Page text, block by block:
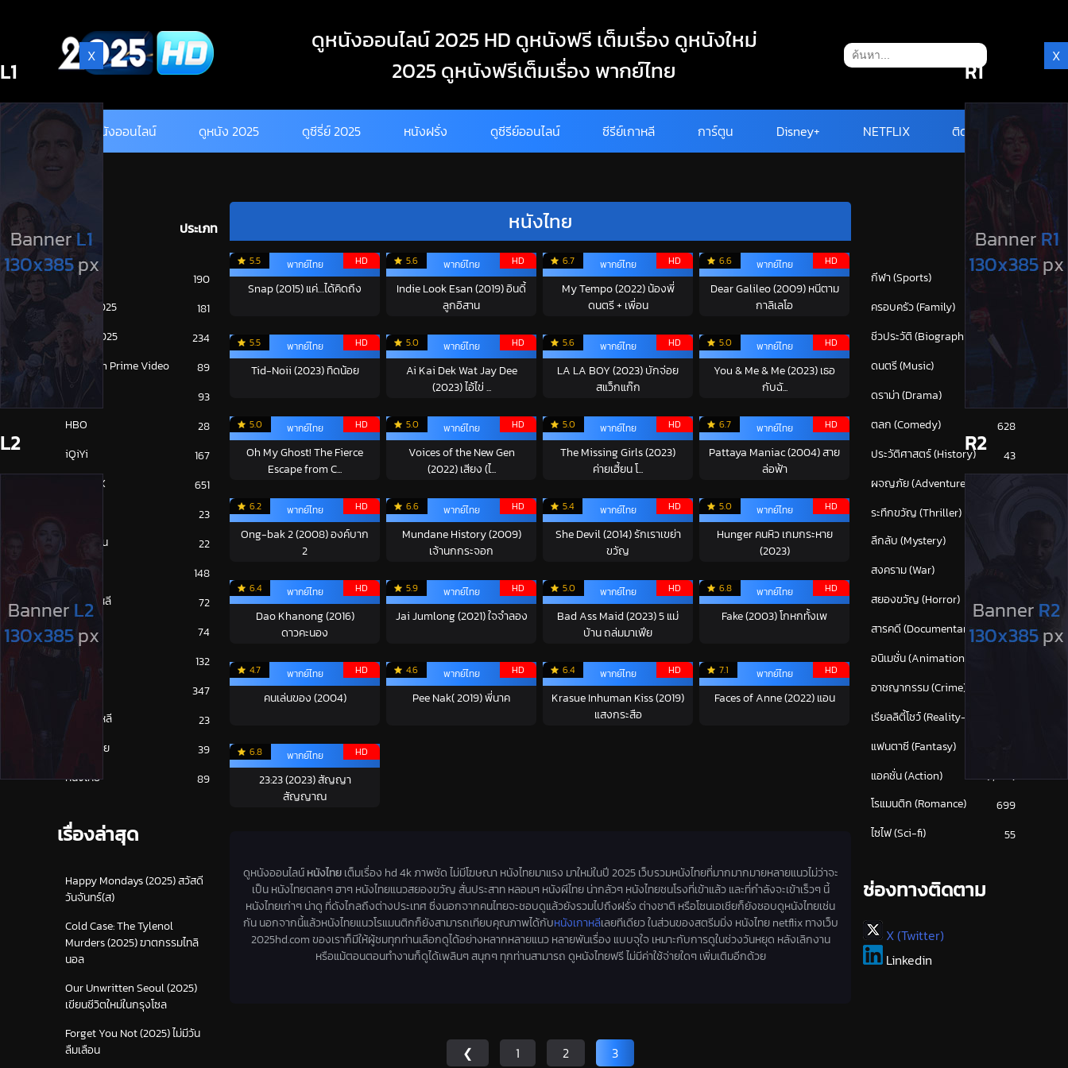
ดูหนังออนไลน์ 2025 HD ดูหนังฟรี เต็มเรื่อง ดูหนังใหม่
2025 ดูหนังฟรีเต็มเรื่อง พากย์ไทย
ดูหนังออนไลน์ ดูหนัง 2025 ดูซีรี่ย์ 2025 หนังฝรั่ง ดูซีรีย์ออนไลน์ ซีรีย์เกาหลี การ์ตูน Disney+ NETFLIX ติดต่อ
ประเภท
การ์ตูน
190
ดูซีรี่ย์ 2025
181
ดูหนัง 2025
234
Amazon Prime Video
89
Disney+
93
HBO
28
iQiYi
167
NETFLIX
651
23
ซีรีย์ญี่ปุ่น
22
ซีรีย์ฝรั่ง
148
ซีรีย์เกาหลี
72
ซีรีย์ไทย
74
132
347
หนังเกาหลี
23
หนังเอเชีย
39
หนังไทย
89
เรื่องล่าสุด
Happy Mondays (2025) สวัสดี
วันจันทร์(ส)
Cold Case: The Tylenol
Murders (2025) ฆาตกรรมไทลิ
นอล
Our Unwritten Seoul (2025)
เขียนชีวิตใหม่ในกรุงโซล
Forget You Not (2025) ไม่มีวัน
ลืมเลือน
หนังไทย
5.5 HD
พากย์ไทย
Snap (2015) แค่…ได้คิดถึง
5.6 HD
พากย์ไทย
Indie Look Esan (2019) อินดี้
ลูกอิสาน
6.7 HD
พากย์ไทย
My Tempo (2022) น้องพี่
ดนตรี + เพื่อน
6.6 HD
พากย์ไทย
Dear Galileo (2009) หนีตาม
กาลิเลโอ
5.5 HD
พากย์ไทย
Tid-Noii (2023) ทิดน้อย
5.0 HD
พากย์ไทย
Ai Kai Dek Wat Jay Dee
(2023) ไอ้ไข่ ...
5.6 HD
พากย์ไทย
LA LA BOY (2023) บักจ่อย
สแว็กแก๊ก
5.0 HD
พากย์ไทย
You & Me & Me (2023) เธอ
กับฉั...
5.0 HD
พากย์ไทย
Oh My Ghost! The Fierce
Escape from C...
5.0 HD
พากย์ไทย
Voices of the New Gen
(2022) เสียง (ไ...
5.0 HD
พากย์ไทย
The Missing Girls (2023)
ค่ายเฮี้ยน โ...
6.7 HD
พากย์ไทย
Pattaya Maniac (2004) สาย
ล่อฟ้า
6.2 HD
พากย์ไทย
Ong-bak 2 (2008) องค์บาก
2
6.6 HD
พากย์ไทย
Mundane History (2009)
เจ้านกกระจอก
5.4 HD
พากย์ไทย
She Devil (2014) รักเราเขย่า
ขวัญ
5.0 HD
พากย์ไทย
Hunger คนหิว เกมกระหาย
(2023)
6.4 HD
พากย์ไทย
Dao Khanong (2016)
ดาวคะนอง
5.9 HD
พากย์ไทย
Jai Jumlong (2021) ใจจำลอง
5.0 HD
พากย์ไทย
Bad Ass Maid (2023) 5 แม่
บ้าน ถล่มมาเฟีย
6.8 HD
พากย์ไทย
Fake (2003) โกหกทั้งเพ
4.7 HD
พากย์ไทย
คนเล่นของ (2004)
4.6 HD
พากย์ไทย
Pee Nak( 2019) พี่นาค
6.4 HD
พากย์ไทย
Krasue Inhuman Kiss (2019)
แสงกระสือ
7.1 HD
พากย์ไทย
Faces of Anne (2022) แอน
6.8 HD
พากย์ไทย
23:23 (2023) สัญญา
สัญญาณ
ดูหนังออนไลน์หนังไทยเต็มเรื่อง hd 4k ภาพชัด ไม่มีโฆษณา หนังไทยมาแรง มาใหม่ในปี 2025 เว็บรวมหนังไทยที่มากมากมายหลายแนวไม่ว่าจะ
เป็น หนังไทยตลกๆ ฮาๆ หนังไทยแนวสยองขวัญ สั่นประสาท หลอนๆ หนังผีไทย น่ากลัวๆ หนังไทยชนโรงที่เข้าแล้ว และที่กำลังจะเข้าเร็วๆ นี้
หนังไทยเก่าๆ น่าดู ที่ดังไกลถึงต่างประเทศ ซึ่งนอกจากคนไทยจะชอบดูแล้วยังรวมไปถึงฝรั่ง ต่างชาติ หรือโซนเอเชียก็ยังชอบดูหนังไทยเช่น
กัน นอกจากนี้แล้วหนังไทยแนวโรแมนติกก็ยังสามารถเทียบคุณภาพได้กับหนังเกาหลีเลยทีเดียว ในส่วนของสตรีมมิ่ง หนังไทย netflix ทางเว็บ
2025hd.com ของเราก็มีให้ผู้ชมทุกท่านเลือกดูได้อย่างหลากหลายแนว หลายพันเรื่อง แบบจุใจ เหมาะกับการดูในช่วงวันหยุด หลังเลิกงาน
หรือแม้ตอนตอนทำงานก็ดูได้เพลินๆ สนุกๆ ทุกท่านสามารถ ดูหนังไทยฟรี ไม่มีค่าใช้จ่ายใดๆ เพิ่มเติมอีกด้วย
❮ 1 2 3
หมวดหมู่
กีฬา (Sports)
ครอบครัว (Family)
ชีวประวัติ (Biography)
ดนตรี (Music)
55
ดราม่า (Drama)
ตลก (Comedy)
628
ประวัติศาสตร์ (History)
43
ผจญภัย (Adventure)
ระทึกขวัญ (Thriller)
ลึกลับ (Mystery)
สงคราม (War)
สยองขวัญ (Horror)
สารคดี (Documentary)
171
อนิเมชั่น (Animation)
อาชญากรรม (Crime)
เรียลลิตี้โชว์ (Reality-TV)
แฟนตาซี (Fantasy)
แอคชั่น (Action)
(1,637)
โรแมนติก (Romance)
699
ไซไฟ (Sci-fi)
55
ช่องทางติดตาม
X (Twitter)
Linkedin
X
L1
L2
X
R1
R2